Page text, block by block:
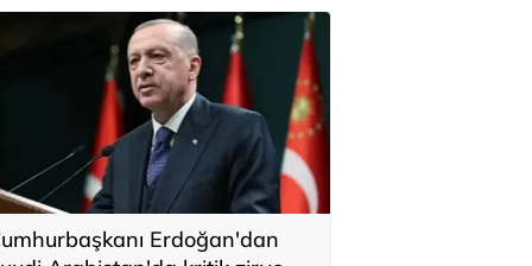
Erdoğan'dan